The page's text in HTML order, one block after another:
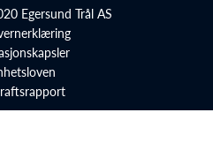
Egersund Trål AS